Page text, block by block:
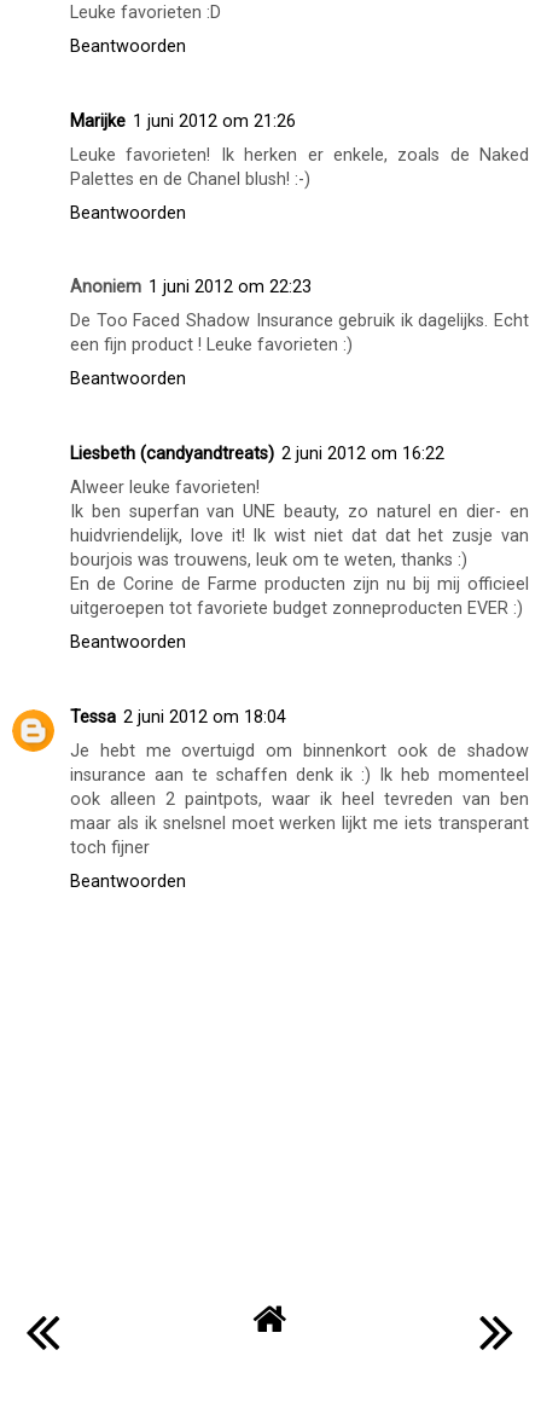
Leuke favorieten :D
Beantwoorden
Marijke 1 juni 2012 om 21:26
Leuke favorieten! Ik herken er enkele, zoals de Naked
Palettes en de Chanel blush! :-)
Beantwoorden
Anoniem 1 juni 2012 om 22:23
De Too Faced Shadow Insurance gebruik ik dagelijks. Echt
een fijn product ! Leuke favorieten :)
Beantwoorden
Liesbeth (candyandtreats) 2 juni 2012 om 16:22
Alweer leuke favorieten!
Ik ben superfan van UNE beauty, zo naturel en dier- en
huidvriendelijk, love it! Ik wist niet dat dat het zusje van
bourjois was trouwens, leuk om te weten, thanks :)
En de Corine de Farme producten zijn nu bij mij officieel
uitgeroepen tot favoriete budget zonneproducten EVER :)
Beantwoorden
Tessa 2 juni 2012 om 18:04
Je hebt me overtuigd om binnenkort ook de shadow
insurance aan te schaffen denk ik :) Ik heb momenteel
ook alleen 2 paintpots, waar ik heel tevreden van ben
maar als ik snelsnel moet werken lijkt me iets transperant
toch fijner
Beantwoorden